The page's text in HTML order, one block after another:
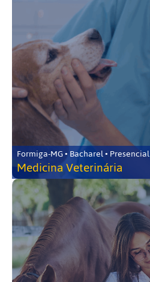
Formiga-MG • Bacharel • Presencial
Medicina Veterinária